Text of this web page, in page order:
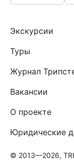
Экскурсии
Туры
Журнал
Вакансии
О проекте
Юридические
© 2013—2026,